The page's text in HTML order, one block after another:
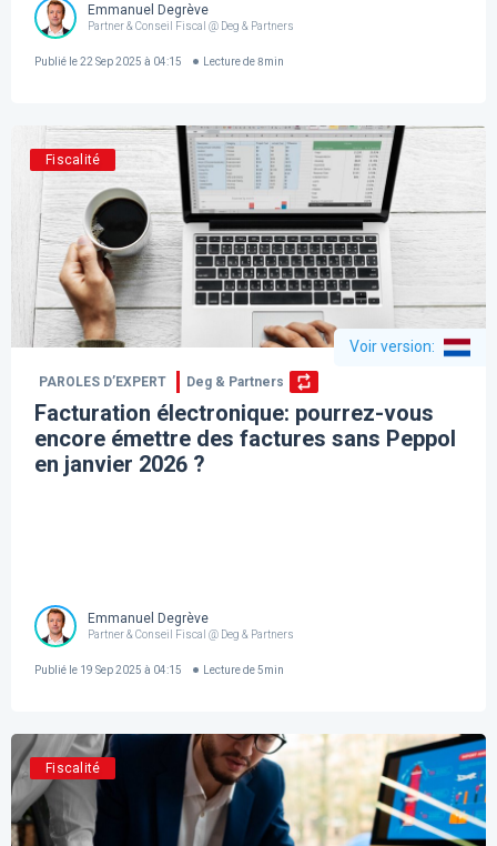
Emmanuel Degrève
Partner & Conseil Fiscal @ Deg & Partners
Publié le22 Sep 2025 à 04:15 Lecture de 8min
Fiscalité
Voir version:
PAROLES D’EXPERT Deg & Partners
Facturation électronique: pourrez-vous
encore émettre des factures sans Peppol
en janvier 2026 ?
Emmanuel Degrève
Partner & Conseil Fiscal @ Deg & Partners
Publié le 19 Sep 2025 à 04:15 Lecture de 5min
Fiscalité